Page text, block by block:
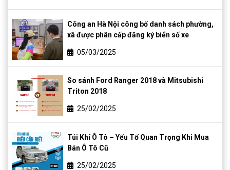
Công an Hà Nội công bố danh sách phường,
xã được phân cấp đăng ký biển số xe
05/03/2025
So sánh Ford Ranger 2018 và Mitsubishi
Triton 2018
25/02/2025
Túi Khí Ô Tô – Yếu Tố Quan Trọng Khi Mua
Bán Ô Tô Cũ
25/02/2025